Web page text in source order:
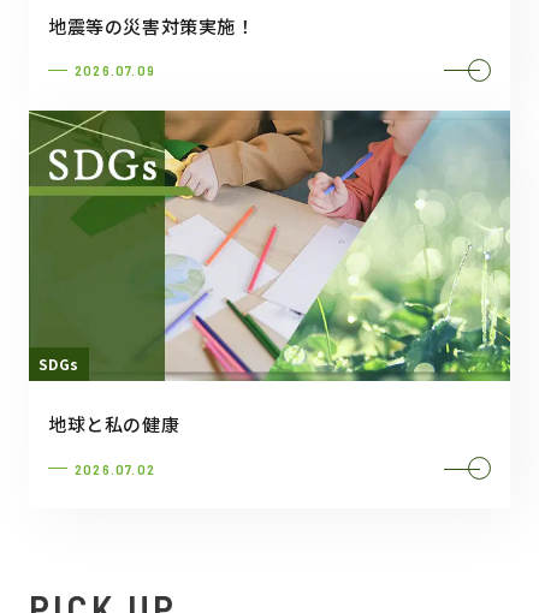
地震等の災害対策実施！
2026.07.09
SDGs
地球と私の健康
2026.07.02